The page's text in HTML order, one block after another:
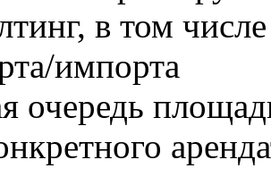
в том
импорта
очередь